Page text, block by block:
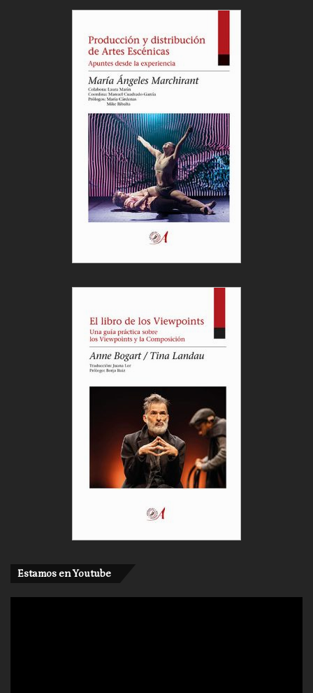
Cargar más
Estamos en Youtube